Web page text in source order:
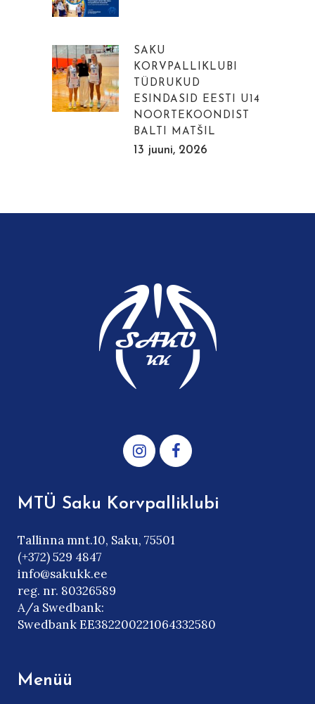
SAKU
KORVPALLIKLUBI
TÜDRUKUD
ESINDASID EESTI U14
NOORTEKOONDIST
BALTI MATŠIL
13 juuni, 2026
MTÜ Saku Korvpalliklubi
Tallinna mnt.10, Saku, 75501
(+372) 529 4847
info@sakukk.ee
reg. nr. 80326589
A/a Swedbank:
Swedbank EE382200221064332580
Menüü